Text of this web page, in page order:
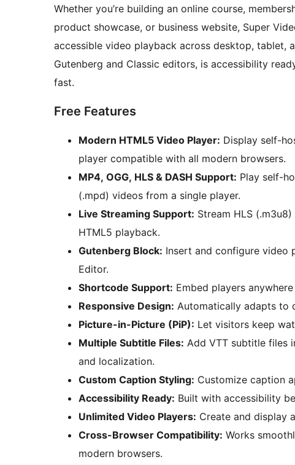
Whether you’re building an online course,
product showcase, or business website, Super
accessible video playback across desktop, tablet,
Gutenberg and Classic editors, is accessibility
fast.
Free Features
Modern HTML5 Video Player: Display self-
player compatible with all modern browsers.
MP4, OGG, HLS & DASH Support: Play self-
(.mpd) videos from a single player.
Live Streaming Support: Stream HLS
HTML5 playback.
Gutenberg Block: Insert and configure video
Editor.
Shortcode Support: Embed players
Responsive Design: Automatically adapts to
Picture-in-Picture (PiP): Let visitors keep
Multiple Subtitle Files: Add VTT subtitle files
and localization.
Custom Caption Styling: Customize caption
Accessibility Ready: Built with accessibility
Unlimited Video Players: Create and display
Cross-Browser Compatibility: Works
modern browsers.